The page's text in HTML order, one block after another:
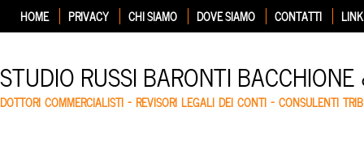
HOME PRIVACY CHI SIAMO DOVE SIAMO CONTATTI LINK
STUDIO RUSSI BARONTI
DOTTORI COMMERCIALISTI – REVISORI LEGALI DEI CONTI – CONSULENTI